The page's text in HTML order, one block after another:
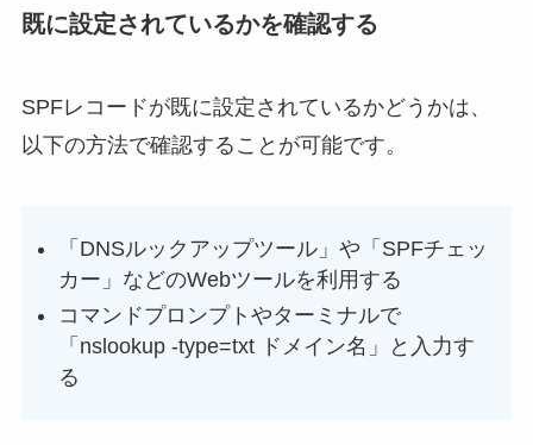
既に設定されているかを確認する
SPFレコードが既に設定されているかどうかは、
以下の方法で確認することが可能です。
「DNSルックアップツール」や「SPFチェッ
カー」などのWebツールを利用する
コマンドプロンプトやターミナルで
「nslookup -type=txt ドメイン名」と入力す
る